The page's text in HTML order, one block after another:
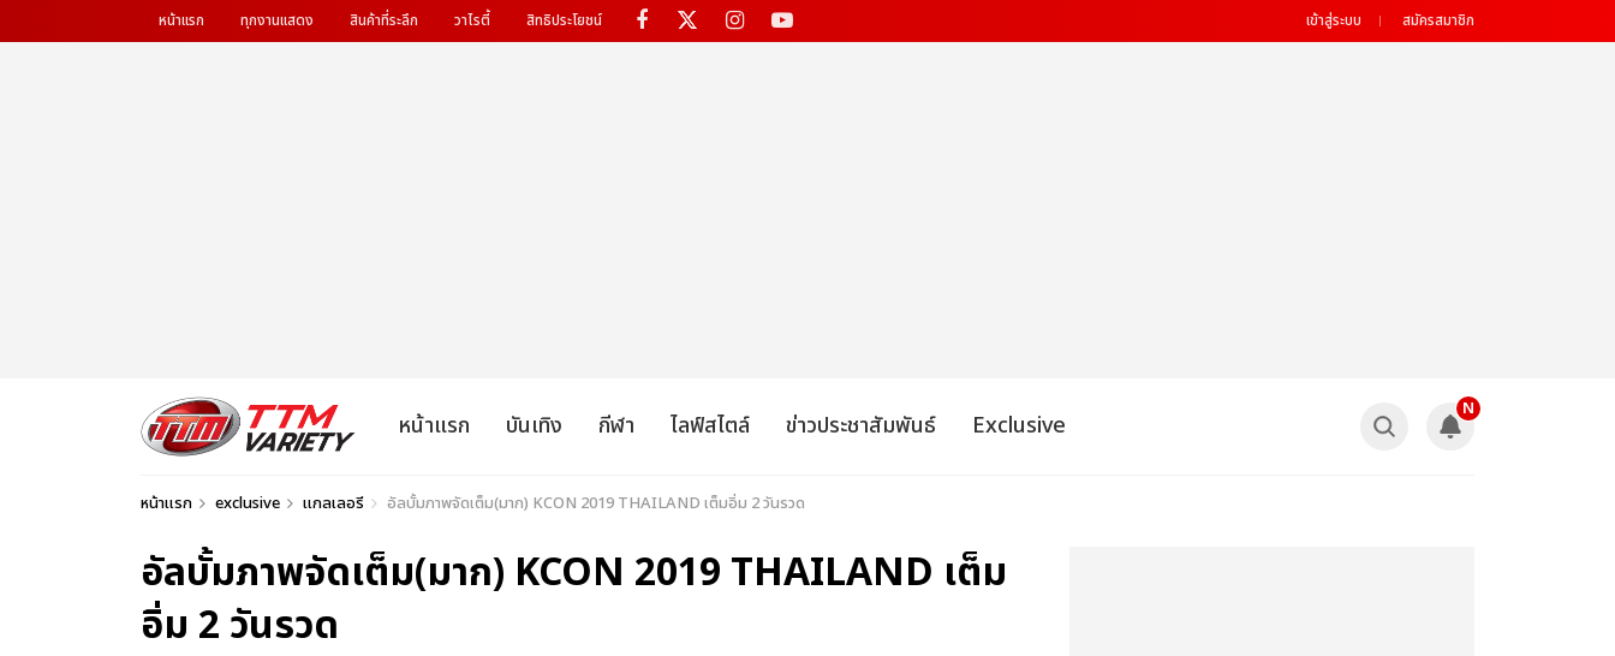
หน้าแรก ทุกงานแสดง สินค้าที่ระลึก วาไรตี้ สิทธิประโยชน์ เข้าสู่ระบบ สมัครสมาชิก
หน้าแรก บันเทิง กีฬา ไลฟ์สไตล์ ข่าวประชาสัมพันธ์ Exclusive
N
หน้าแรก exclusive แกลเลอรี อัลบั้มภาพจัดเต็ม(มาก) KCON 2019 THAILAND เต็มอิ่ม 2 วันรวด
อัลบั้มภาพจัดเต็ม(มาก) KCON 2019 THAILAND เต็ม
อิ่ม 2 วันรวด